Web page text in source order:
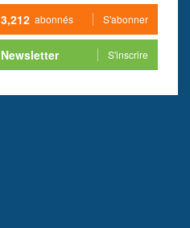
3,212 abonnés S'abonner
Newsletter S'inscrire